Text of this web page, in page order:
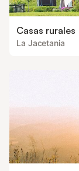
Casas rurales
La Jacetania